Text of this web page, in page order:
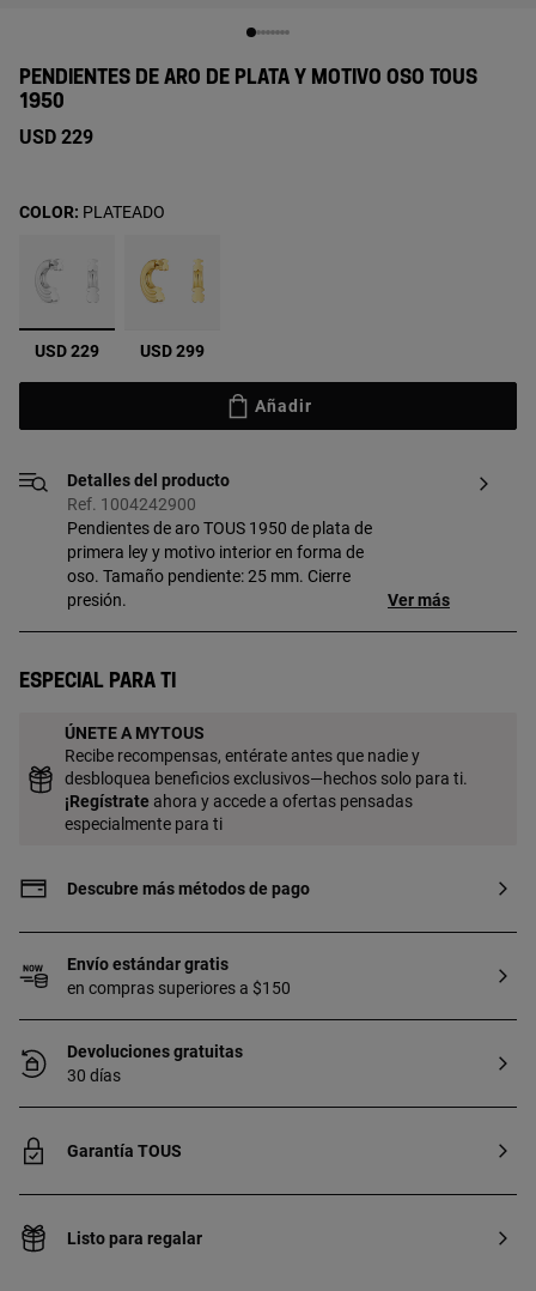
PENDIENTES DE ARO DE PLATA Y MOTIVO OSO TOUS
1950
USD 229
seleccionado
USD 229 USD 299
COLOR: PLATEADO
Añadir
Detalles del producto
Ref. 1004242900
Pendientes de aro TOUS 1950 de plata de
primera ley y motivo interior en forma de
oso. Tamaño pendiente: 25 mm. Cierre
presión.
Ver más
Especial para ti
ÚNETE A MYTOUS
Recibe recompensas, entérate antes que nadie y
desbloquea beneficios exclusivos—hechos solo para ti.
¡Regístrate ahora y accede a ofertas pensadas
especialmente para ti
Descubre más métodos de pago
Envío estándar gratis
en compras superiores a $150
Devoluciones gratuitas
30 días
Garantía TOUS
Listo para regalar